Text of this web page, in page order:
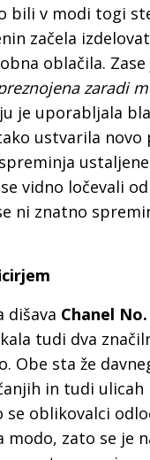
bili v modi togi
začela
oblačila.
zaradi
je uporabljala
ustvarila novo
vidno ločevali
ni znatno
dišava Chanel
tudi dva
Obe sta že
in tudi ulicah
se oblikovalci
modo, zato se je